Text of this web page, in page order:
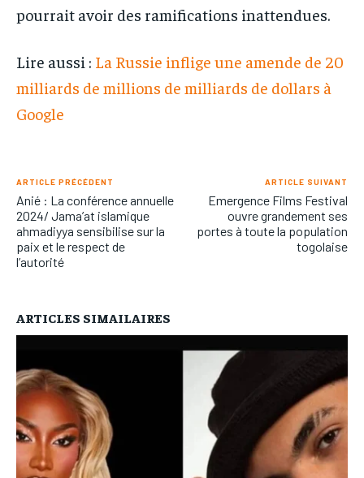
pourrait avoir des ramifications inattendues.
Lire aussi : La Russie inflige une amende de 20
milliards de millions de milliards de dollars à
Google
ARTICLE PRÉCÉDENT
Anié : La conférence annuelle
2024/ Jama’at islamique
ahmadiyya sensibilise sur la
paix et le respect de
l’autorité
ARTICLE SUIVANT
Emergence Films Festival
ouvre grandement ses
portes à toute la population
togolaise
ARTICLES SIMAILAIRES